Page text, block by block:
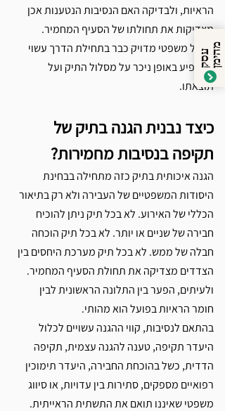
הראיות, ולבדיקה האם הנסיבות הנטענות אכן
מצדיקות את תחולתו של הסעיף המחמיר.
טיפול משפטי מדויק כבר בתחילת הדרך עשוי
להשפיע באופן ניכר על מסלול התיק ועל
תוצאתו.
כיצד נבנית הגנה בתיק של
תקיפה בנסיבות מחמירות?
הגנה איכותית בתיק כזה מתחילה בבחינת
היסודות המשפטיים של העבירה ולא רק בתיאור
הכללי של האירוע. לא בכל תיק ניתן להוכיח
חבירה של שניים או יותר. לא בכל תיק הוכחה
חבלה של ממש. לא בכל תיק מערכת היחסים בין
הצדדים מצדיקה את תחולת הסעיף המחמיר.
ולעיתים, הפער בין התלונה הראשונית לבין
חומר הראיות בפועל הוא מהותי.
בהתאם לנסיבות, קווי ההגנה עשויים לכלול
היעדר תקיפה, טענה להגנה עצמית, תקיפה
הדדית, כשל בהוכחת החבירה, היעדר תימוכין
רפואיים מספקים, סתירות בין עדויות, או סיווג
משפטי שאיננו תואם את התשתית הראייתית.
ע
ס
ק מ ה
י
מ ן